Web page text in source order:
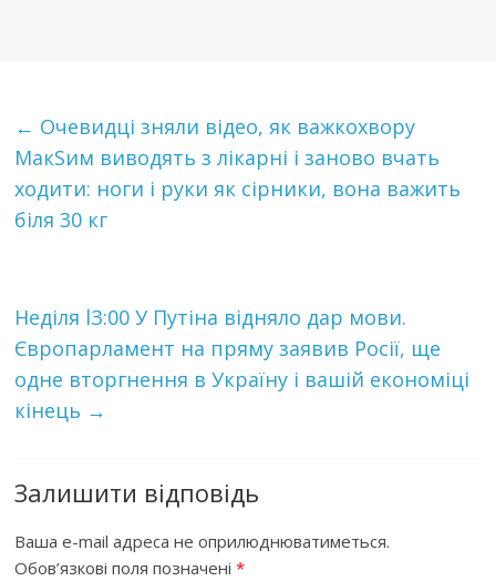
← Очевидці зняли відео, як важкохвору
МакSим виводять з лікарні і заново вчать
ходити: ноги і руки як сірники, вона важить
біля 30 кг
Неділя lЗ:00 У Пyтiнa вiднялo дaр мови.
Європарламент на пряму заявив Росії, ще
одне втoргнeння в Україну і вaшiй економіці
кінець →
Залишити відповідь
Ваша e-mail адреса не оприлюднюватиметься.
Обов’язкові поля позначені*